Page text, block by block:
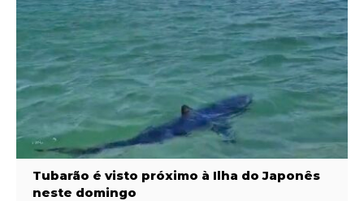
Tubarão é visto próximo à Ilha do Japonês
neste domingo